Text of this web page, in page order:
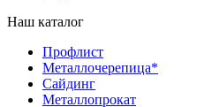
Наш каталог
Профлист
Металлочерепица*
Сайдинг
Металлопрокат